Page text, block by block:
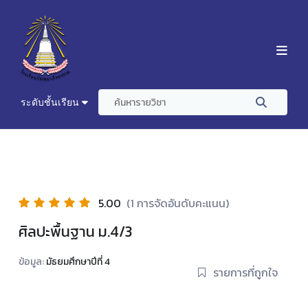
ระดับชั้นเรียน
5.00 (1 การจัดอันดับคะแนน)
ศิลปะพื้นฐาน ม.4/3
ข้อมูล:มัธยมศึกษาปีที่ 4
รายการที่ถูกใจ